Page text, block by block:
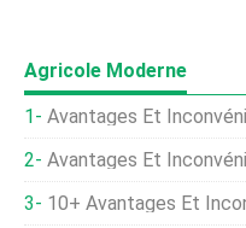
Agricole Moderne
Avantages Et
Avantages Et
10+ Avantages Et